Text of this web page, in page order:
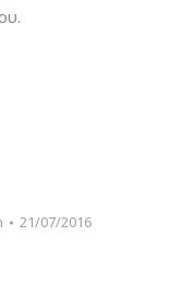
21/07/2016